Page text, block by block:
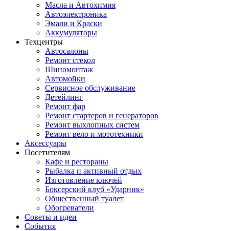
Масла и Автохимия
Автоэлектроника
Эмали и Краски
Аккумуляторы
Техцентры
Автосалоны
Ремонт стекол
Шиномонтаж
Автомойки
Сервисное обслуживание
Детейлинг
Ремонт фар
Ремонт стартеров и генераторов
Ремонт выхлопных систем
Ремонт вело и мототехники
Аксессуары
Посетителям
Кафе и рестораны
Рыбалка и активный отдых
Изготовление ключей
Боксерский клуб «Ударник»
Общественный туалет
Обогреватели
Советы и идеи
События